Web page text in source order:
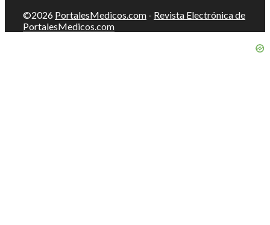
©2026 PortalesMedicos.com - Revista Electrónica de
PortalesMedicos.com